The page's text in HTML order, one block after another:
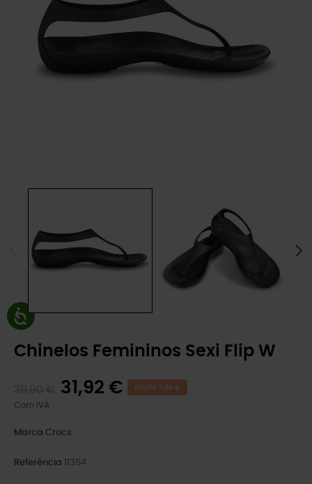
Chinelos Femininos Sexi Flip W
31,92 € POUPE 7,98 €
Com IVA
Marca Crocs
Referência 11354